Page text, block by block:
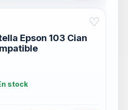
♡
Epson 103 Cian
stock